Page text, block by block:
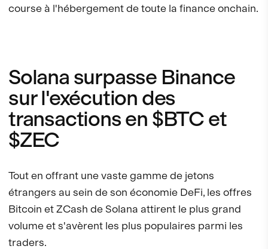
course à l'hébergement de toute la finance onchain.
Solana surpasse Binance
sur l'exécution des
transactions en $BTC et
$ZEC
Tout en offrant une vaste gamme de jetons
étrangers au sein de son économie DeFi, les offres
Bitcoin et ZCash de Solana attirent le plus grand
volume et s'avèrent les plus populaires parmi les
traders.